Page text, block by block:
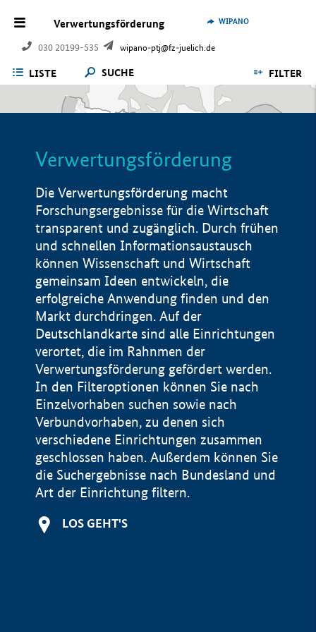
Verwertungsförderung
030 20199-535 wipano-ptj@fz-juelich.de
WIPANO
LISTE SUCHE FILTER
Verwertungsförderung
Die Verwertungsförderung macht
Forschungsergebnisse für die Wirtschaft
transparent und zugänglich. Durch frühen
und schnellen Informationsaustausch
können Wissenschaft und Wirtschaft
gemeinsam Ideen entwickeln, die
erfolgreiche Anwendung finden und den
Markt durchdringen. Auf der
Deutschlandkarte sind alle Einrichtungen
verortet, die im Rahnmen der
Verwertungsförderung gefördert werden.
In den Filteroptionen können Sie nach
Einzelvorhaben suchen sowie nach
Verbundvorhaben, zu denen sich
verschiedene Einrichtungen zusammen
geschlossen haben. Außerdem können Sie
die Suchergebnisse nach Bundesland und
Art der Einrichtung filtern.
LOS GEHT'S